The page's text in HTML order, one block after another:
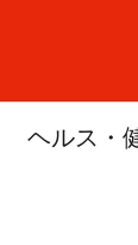
ヘルス・